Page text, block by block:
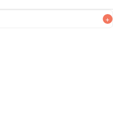
+
し上がりいただくことをお